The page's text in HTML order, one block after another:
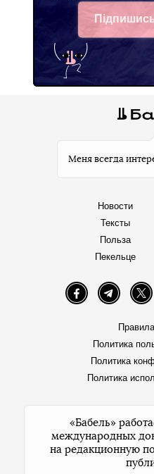
Telegram
Меня всегда
Новости
Тексты
Польза
Пекельце
FacebookTelegram
Политика
Политика
Политика
«Бабель»
международных
на редакционную